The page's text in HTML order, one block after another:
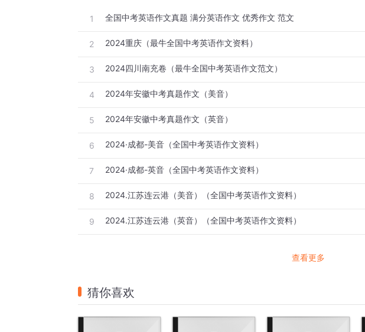
1 全国中考英语作文真题 满分英语作文 优秀作文 范文
2 2024重庆（最牛全国中考英语作文资料）
3 2024四川南充卷（最牛全国中考英语作文范文）
4 2024年安徽中考真题作文（美音）
5 2024年安徽中考真题作文（英音）
6 2024·成都-美音（全国中考英语作文资料）
7 2024·成都-英音（全国中考英语作文资料）
8 2024.江苏连云港（美音）（全国中考英语作文资料）
9 2024.江苏连云港（英音）（全国中考英语作文资料）
查看更多
猜你喜欢